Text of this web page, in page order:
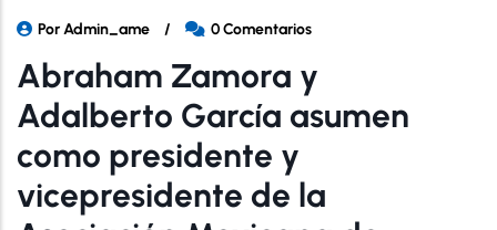
PorAdmin_ame / 0 Comentarios
Abraham Zamora y
Adalberto García asumen
como presidente y
vicepresidente de la